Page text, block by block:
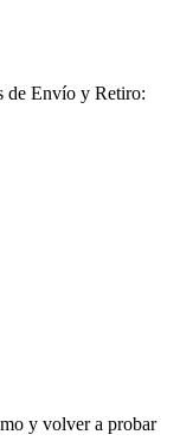
de Envío y Retiro:
y volver a probar